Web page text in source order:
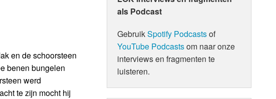
en de schoorsteen
benen bungelen
werd
te zijn mocht hij
als Podcast
GebruikSpotify Podcastsof
YouTube Podcastsom naar onze
interviews en fragmenten te
luisteren.